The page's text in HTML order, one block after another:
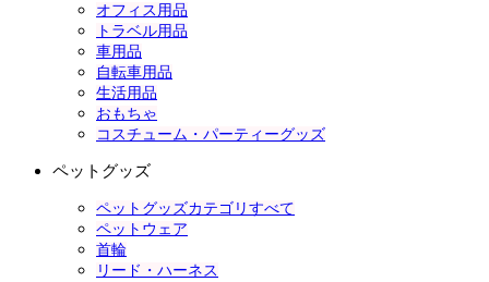
オフィス用品
トラベル用品
車用品
自転車用品
生活用品
おもちゃ
コスチューム・パーティーグッズ
ペットグッズ
ペットグッズカテゴリすべて
ペットウェア
首輪
リード・ハーネス